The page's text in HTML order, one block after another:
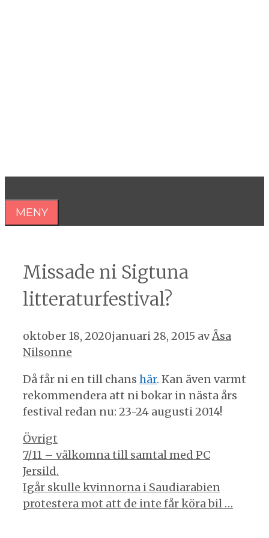
MENY
Missade ni Sigtuna
litteraturfestival?
oktober 18, 2020januari 28, 2015 avÅsa
Nilsonne
Då får ni en till chans här. Kan även varmt
rekommendera att ni bokar in nästa års
festival redan nu: 23-24 augusti 2014!
Kategorier
Övrigt
Inläggsnavigering
7/11 – välkomna till samtal med PC
Jersild.
Igår skulle kvinnorna i Saudiarabien
protestera mot att de inte får köra bil …